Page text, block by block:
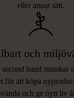
eller annat sätt.
och
second hand minskar
för att köpa
och ge nytt liv